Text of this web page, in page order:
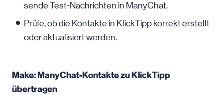
sende Test-Nachrichten in ManyChat.
Prüfe, ob die Kontakte in KlickTipp korrekt erstellt
oder aktualisiert werden.
Make: ManyChat-Kontakte zu KlickTipp
übertragen